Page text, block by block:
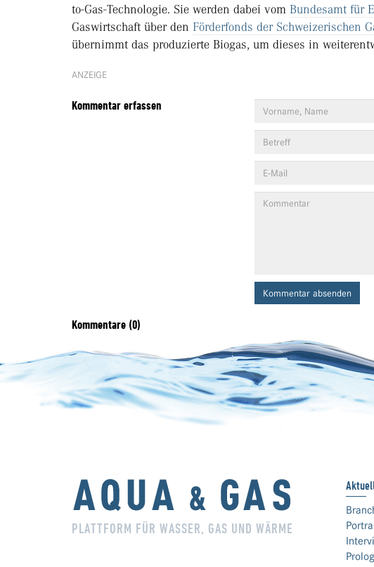
to-Gas-Technologie. Sie werden dabei vom Bundesamt für
Gaswirtschaft über den Förderfonds der Schweizerischen
übernimmt das produzierte Biogas, um dieses in
ANZEIGE
Kommentar erfassen
Kommentar absenden
Kommentare (0)
PLATTFORM FÜR WASSER, GAS UND WÄRME
Prolog